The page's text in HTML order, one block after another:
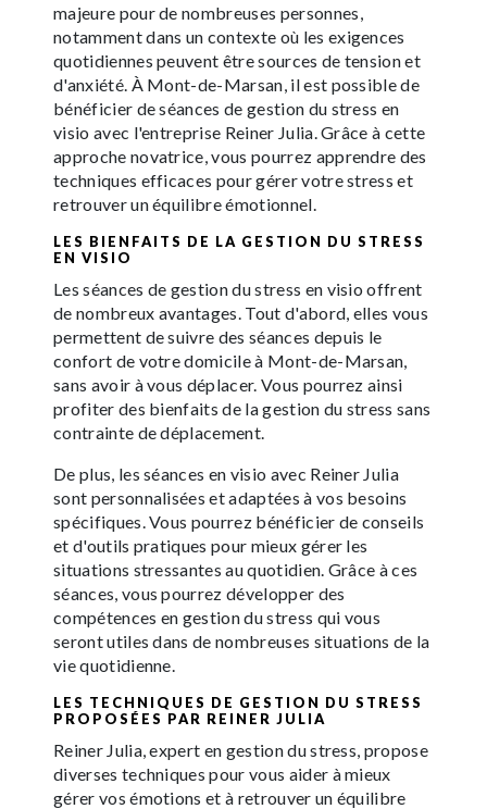
majeure pour de nombreuses personnes,
notamment dans un contexte où les exigences
quotidiennes peuvent être sources de tension et
d'anxiété. À Mont-de-Marsan, il est possible de
bénéficier de séances de gestion du stress en
visio avec l'entreprise Reiner Julia. Grâce à cette
approche novatrice, vous pourrez apprendre des
techniques efficaces pour gérer votre stress et
retrouver un équilibre émotionnel.
LES BIENFAITS DE LA GESTION DU STRESS
EN VISIO
Les séances de gestion du stress en visio offrent
de nombreux avantages. Tout d'abord, elles vous
permettent de suivre des séances depuis le
confort de votre domicile à Mont-de-Marsan,
sans avoir à vous déplacer. Vous pourrez ainsi
profiter des bienfaits de la gestion du stress sans
contrainte de déplacement.
De plus, les séances en visio avec Reiner Julia
sont personnalisées et adaptées à vos besoins
spécifiques. Vous pourrez bénéficier de conseils
et d'outils pratiques pour mieux gérer les
situations stressantes au quotidien. Grâce à ces
séances, vous pourrez développer des
compétences en gestion du stress qui vous
seront utiles dans de nombreuses situations de la
vie quotidienne.
LES TECHNIQUES DE GESTION DU STRESS
PROPOSÉES PAR REINER JULIA
Reiner Julia, expert en gestion du stress, propose
diverses techniques pour vous aider à mieux
gérer vos émotions et à retrouver un équilibre